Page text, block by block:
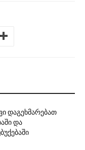
დაგეხმარებათ
და